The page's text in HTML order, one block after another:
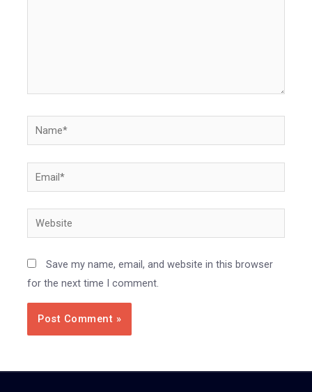
Name*
Email*
Website
Save my name, email, and website in this browser
for the next time I comment.